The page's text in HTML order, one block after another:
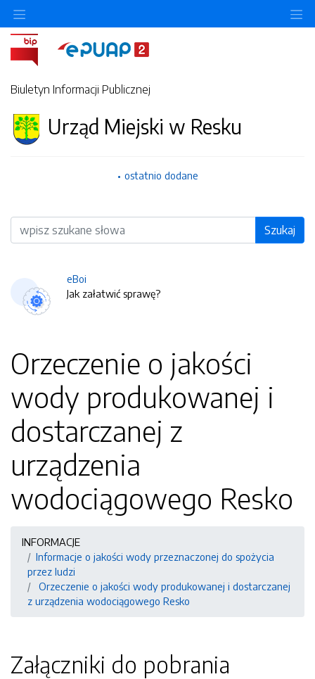
Biuletyn Informacji Publicznej
Urząd Miejski w Resku
ostatnio dodane
Wyszukiwarka Szukaj
eBoi
Jak załatwić sprawę?
Orzeczenie o jakości
wody produkowanej i
dostarczanej z
urządzenia
wodociągowego Resko
INFORMACJE
Informacje o jakości wody przeznaczonej do spożycia
przez ludzi
Orzeczenie o jakości wody produkowanej i dostarczanej
z urządzenia wodociągowego Resko
Załączniki do pobrania